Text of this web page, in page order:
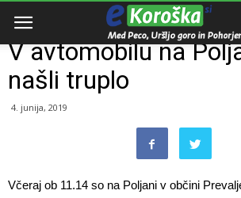
Domov
V avtomobilu na
našli truplo
4. junija, 2019
Včeraj ob 11.14 so na Poljani v občini